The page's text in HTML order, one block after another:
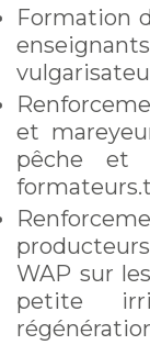
Formation
et
pêche et
WAP sur
petite